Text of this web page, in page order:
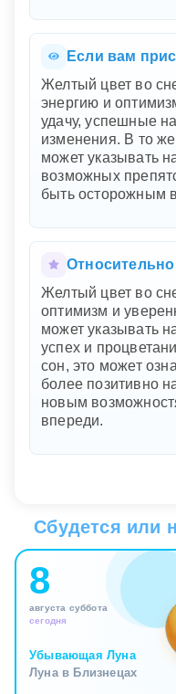
Если вам
Желтый цвет во
энергию и
удачу, успешные
изменения. В то
может указывать
возможных
быть осторожным
Желтый цвет во
оптимизм и
может указывать
успех и
сон, это может
более позитивно
новым
впереди.
Сбудется или
8
августа суббота
сегодня
Убывающая Луна
Луна в Близнецах